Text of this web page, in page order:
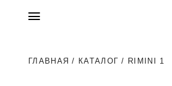
ГЛАВНАЯ / КАТАЛОГ / RIMINI 1